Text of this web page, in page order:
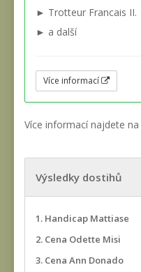
► Trotteur Francais II.
► a další
Více informací
Více informací najdete na
Výsledky dostihů
1. Handicap Mattiase
2. Cena Odette Misi
3. Cena Ann Donado